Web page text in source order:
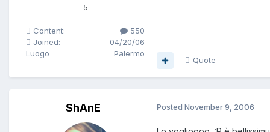
5
Content:
550
Joined:
04/20/06
Luogo
Palermo
Quote
ShAnE Posted November 9, 2006